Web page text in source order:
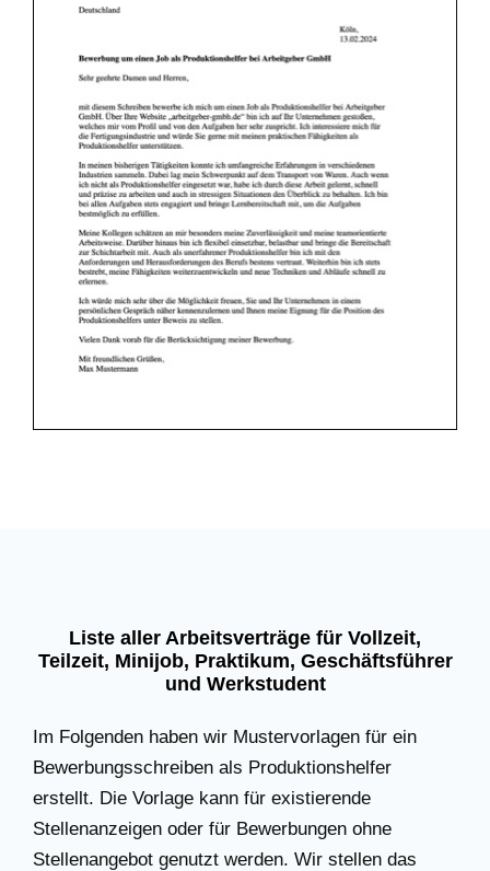
Liste aller Arbeitsverträge für Vollzeit,
Teilzeit, Minijob, Praktikum, Geschäftsführer
und Werkstudent
Im Folgenden haben wir Mustervorlagen für ein
Bewerbungsschreiben als Produktionshelfer
erstellt. Die Vorlage kann für existierende
Stellenanzeigen oder für Bewerbungen ohne
Stellenangebot genutzt werden. Wir stellen das